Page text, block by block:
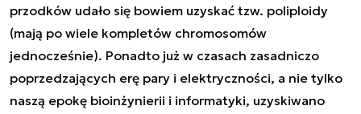
przodków udało się bowiem uzyskać tzw. poliploidy
(mają po wiele kompletów chromosomów
jednocześnie). Ponadto już w czasach zasadniczo
poprzedzających erę pary i elektryczności, a nie tylko
naszą epokę bioinżynierii i informatyki, uzyskiwano